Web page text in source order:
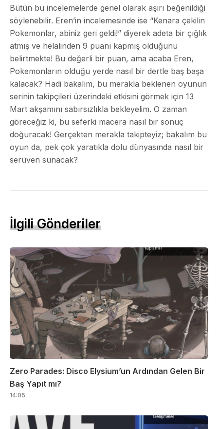
Bütün bu incelemelerde genel olarak aşırı beğenildiği
söylenebilir. Eren’in incelemesinde ise “Kenara çekilin
Pokemonlar, abiniz geri geldi!” diyerek adeta bir çığlık
atmış ve helalinden 9 puanı kapmış olduğunu
belirtmekte! Bu değerli bir puan, ama acaba Eren,
Pokemonların olduğu yerde nasıl bir dertle baş başa
kalacak? Hadi bakalım, bu merakla beklenen oyunun
serinin takipçileri üzerindeki etkisini görmek için 13
Mart akşamını sabırsızlıkla bekleyelim. O zaman
göreceğiz ki, bu seferki macera nasıl bir sonuç
doğuracak! Gerçekten merakla takipteyiz; bakalım bu
oyun da, pek çok yaratıkla dolu dünyasında nasıl bir
serüven sunacak?
İlgili Gönderiler
Zero Parades: Disco Elysium’un Ardından Gelen Bir
Baş Yapıt mı?
14:05